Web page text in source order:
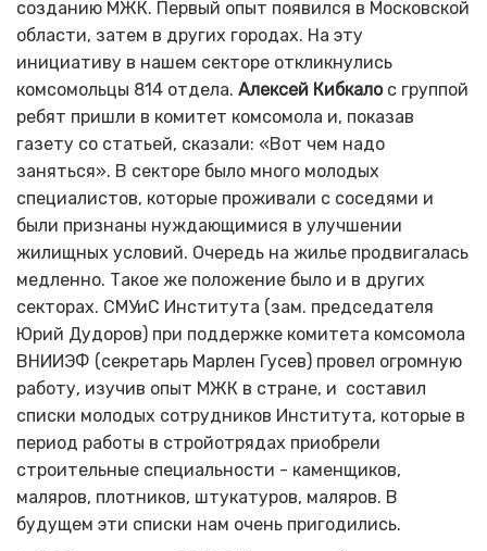
созданию МЖК. Первый опыт появился в Московской
области, затем в других городах. На эту
инициативу в нашем секторе откликнулись
комсомольцы 814 отдела. Алексей Кибкалос группой
ребят пришли в комитет комсомола и, показав
газету со статьей, сказали: «Вот чем надо
заняться». В секторе было много молодых
специалистов, которые проживали с соседями и
были признаны нуждающимися в улучшении
жилищных условий. Очередь на жилье продвигалась
медленно. Такое же положение было и в других
секторах. СМУиС Института (зам. председателя
Юрий Дудоров) при поддержке комитета комсомола
ВНИИЭФ (секретарь Марлен Гусев) провел огромную
работу, изучив опыт МЖК в стране, и составил
списки молодых сотрудников Института, которые в
период работы в стройотрядах приобрели
строительные специальности - каменщиков,
маляров, плотников, штукатуров, маляров. В
будущем эти списки нам очень пригодились.